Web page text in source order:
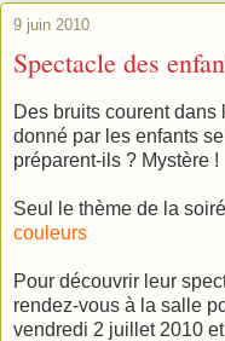
9 juin 2010
Spectacle des
Des bruits courent
donné par les enfants
préparent-ils ? Mystère !
Seul le thème de la
couleurs
Pour découvrir leur
rendez-vous à la salle
vendredi 2 juillet 2010